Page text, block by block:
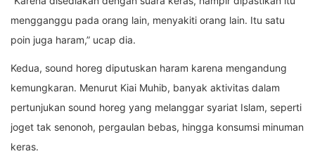
mengganggu pada orang lain, menyakiti orang lain. Itu satu
poin juga haram,” ucap dia.
Kedua, sound horeg diputuskan haram karena mengandung
kemungkaran. Menurut Kiai Muhib, banyak aktivitas dalam
pertunjukan sound horeg yang melanggar syariat Islam, seperti
joget tak senonoh, pergaulan bebas, hingga konsumsi minuman
keras.